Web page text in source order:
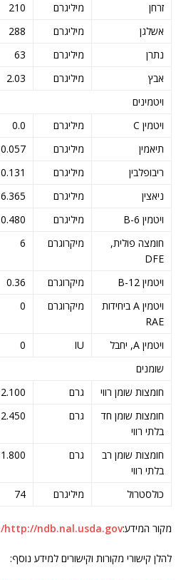
זרחן
מיליגרם 210
אשלגן
מיליגרם 288
נתרן
מיליגרם 63
אבץ
מיליגרם 2.03
ויטמינים
ויטמין C
מיליגרם 0.0
תיאמין
מיליגרם 0.057
ריבופלבין
מיליגרם 0.131
ניאצין
מיליגרם 6.365
ויטמין B-6
מיליגרם 0.480
חומצה פולית,
DFE
מיקרוגרם 6
ויטמין B-12 מיקרוגרם 0.36
ויטמין A ביחידות
RAE
מיקרוגרם 0
ויטמין A, יחבל IU
0
שומנים
חומצות שומן רווי
גרם 2.100
חומצות שומן חד
בלתי רווי
גרם 2.450
חומצות שומן רב
בלתי רווי
גרם 1.800
כולסטרול מיליגרם 74
מקור המידע:http://ndb.nal.usda.gov/
להלן קישורי מקורות וקישורים למידע נוסף: